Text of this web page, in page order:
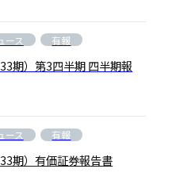
ース 有報
期）第3四半期 四半期報
ース 有報
期）有価証券報告書